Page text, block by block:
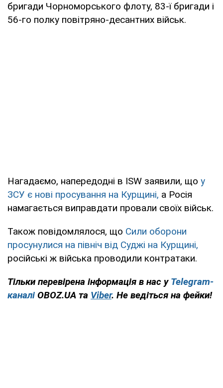
бригади Чорноморського флоту, 83-ї бригади і
56-го полку повітряно-десантних військ.
Нагадаємо, напередодні в ISW заявили, що у
ЗСУ є нові просування на Курщині, а Росія
намагається виправдати провали своїх військ.
Також повідомлялося, що Сили оборони
просунулися на північ від Суджі на Курщині,
російські ж війська проводили контратаки.
Тільки перевірена інформація в нас у Telegram-
каналі OBOZ.UA та Viber. Не ведіться на фейки!